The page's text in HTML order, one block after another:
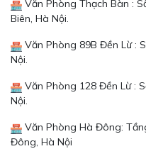
Văn Phòng Thạch Bàn :
Biên, Hà Nội.
Văn Phòng 89B Đền Lừ :
Nội.
Văn Phòng 128 Đền Lừ :
Nội.
Văn Phòng Hà Đông:
Đông, Hà Nội